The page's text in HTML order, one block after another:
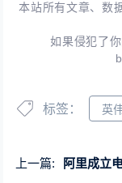
本站所有文章、数
如果侵犯了
标签： 英
上一篇:
阿里成立